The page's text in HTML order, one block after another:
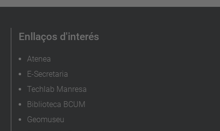
Enllaços d'interés
Atenea
E-Secretaria
Techlab Manresa
Biblioteca BCUM
Geomuseu